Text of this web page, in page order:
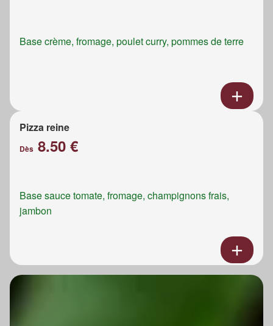
Base crème, fromage, poulet curry, pommes de terre
Pizza reine
Dès 8.50 €
Base sauce tomate, fromage, champignons frais,
jambon